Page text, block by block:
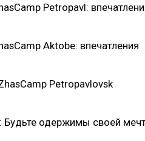
Petropavl:
Aktobe: впечатления
Petropavlovsk
Будьте одержимы своей